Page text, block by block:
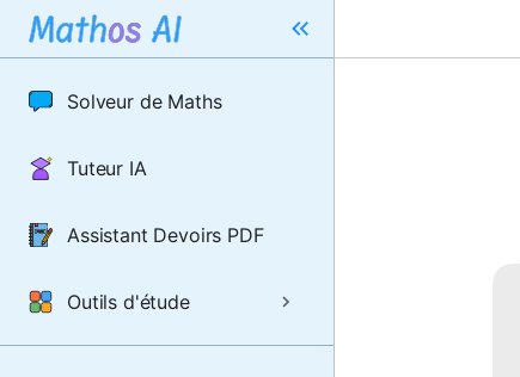
Solveur de Maths
Tuteur IA
Assistant Devoirs PDF
Outils d'étude